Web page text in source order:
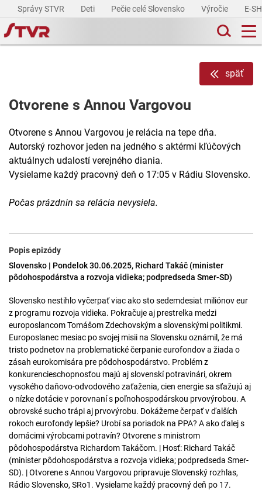
Správy STVR Deti Pečie celé Slovensko Výročie E-
späť
Otvorene s Annou Vargovou
Otvorene s Annou Vargovou je relácia na tepe dňa.
Autorský rozhovor jeden na jedného s aktérmi kľúčových
aktuálnych udalostí verejného diania.
Vysielame každý pracovný deň o 17:05 v Rádiu Slovensko.
Počas prázdnin sa relácia nevysiela.
Popis epizódy
Slovensko | Pondelok 30.06.2025, Richard Takáč (minister
pôdohospodárstva a rozvoja vidieka; podpredseda Smer-SD)
Slovensko nestihlo vyčerpať viac ako sto sedemdesiat miliónov eur
z programu rozvoja vidieka. Pokračuje aj prestrelka medzi
europoslancom Tomášom Zdechovským a slovenskými politikmi.
Europoslanec mesiac po svojej misii na Slovensku oznámil, že má
tristo podnetov na problematické čerpanie eurofondov a žiada o
zásah eurokomisára pre pôdohospodárstvo. Problém z
konkurencieschopnosťou majú aj slovenskí potravinári, okrem
vysokého daňovo-odvodového zaťaženia, cien energie sa sťažujú aj
o nízke dotácie v porovnaní s poľnohospodárskou prvovýrobou. A
obrovské sucho trápi aj prvovýrobu. Dokážeme čerpať v ďalších
rokoch eurofondy lepšie? Urobí sa poriadok na PPA? A ako ďalej s
domácimi výrobcami potravín? Otvorene s ministrom
pôdohospodárstva Richardom Takáčom. | Hosť: Richard Takáč
(minister pôdohospodárstva a rozvoja vidieka; podpredseda Smer-
SD). | Otvorene s Annou Vargovou pripravuje Slovenský rozhlas,
Rádio Slovensko, SRo1. Vysielame každý pracovný deň po 17.